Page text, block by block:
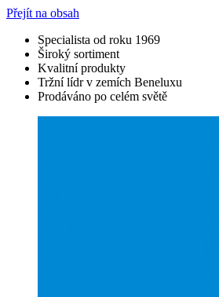
Přejít na obsah
Specialista od roku 1969
Široký sortiment
Kvalitní produkty
Tržní lídr v zemích Beneluxu
Prodáváno po celém světě